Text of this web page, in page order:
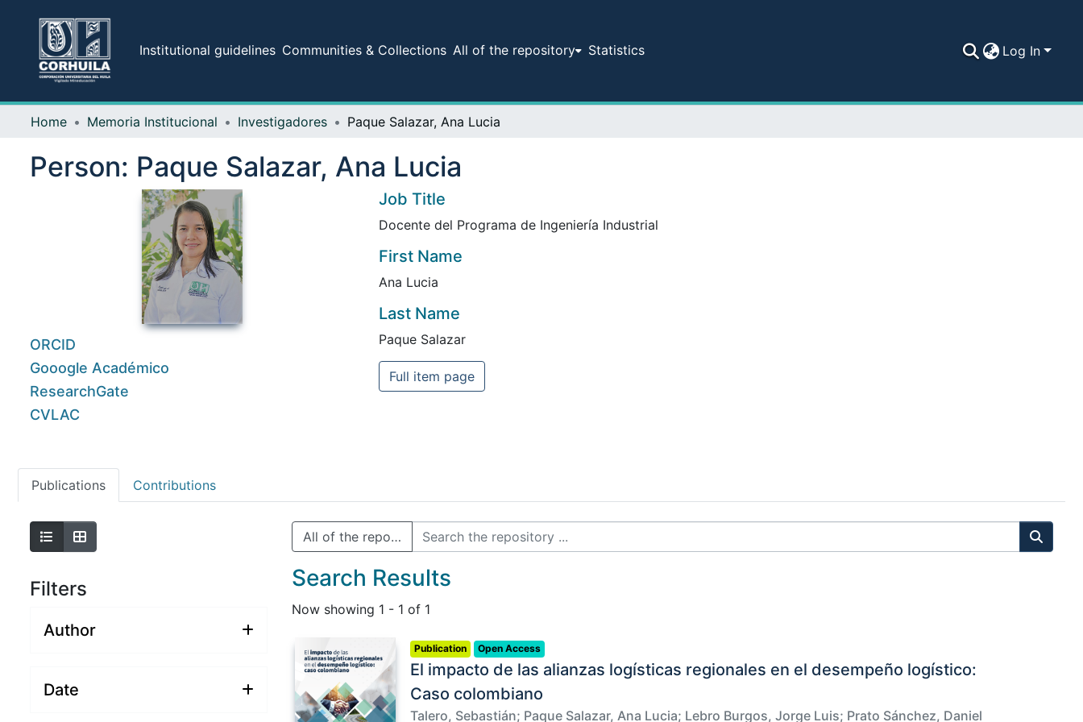
Institutional guidelines Communities & Collections All of the repository Statistics Log In
Home Memoria Institucional Investigadores Paque Salazar, Ana Lucia
Person: Paque Salazar, Ana Lucia
ORCID
Gooogle Académico
ResearchGate
CVLAC
Job Title
Docente del Programa de Ingeniería Industrial
First Name
Ana Lucia
Last Name
Paque Salazar
Full item page
Publications Contributions
Filters
Author
Date
All of the repository
Search Results
Now showing 1 - 1 of 1
Publication Open Access
El impacto de las alianzas logísticas regionales en el desempeño logístico:
Caso colombiano
Talero, Sebastián; Paque Salazar, Ana Lucia; Lebro Burgos, Jorge Luis; Prato Sánchez, Daniel